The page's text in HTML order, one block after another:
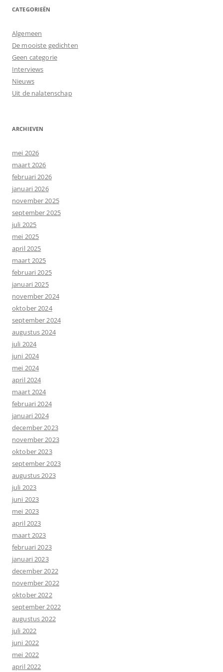
CATEGORIEËN
Algemeen
De mooiste gedichten
Geen categorie
Interviews
Nieuws
Uit de nalatenschap
ARCHIEVEN
mei 2026
maart 2026
februari 2026
januari 2026
november 2025
september 2025
juli 2025
mei 2025
april 2025
maart 2025
februari 2025
januari 2025
november 2024
oktober 2024
september 2024
augustus 2024
juli 2024
juni 2024
mei 2024
april 2024
maart 2024
februari 2024
januari 2024
december 2023
november 2023
oktober 2023
september 2023
augustus 2023
juli 2023
juni 2023
mei 2023
april 2023
maart 2023
februari 2023
januari 2023
december 2022
november 2022
oktober 2022
september 2022
augustus 2022
juli 2022
juni 2022
mei 2022
april 2022